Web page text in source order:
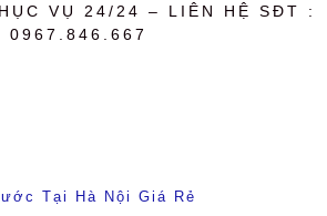
VỤ 24/24 – LIÊN HỆ SĐT :
0967.846.667
Tại Hà Nội Giá Rẻ